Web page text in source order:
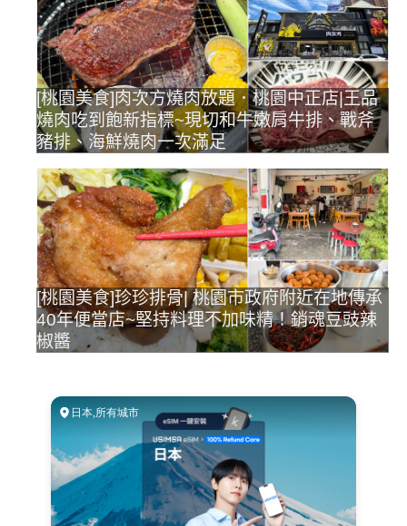
[桃園美食]肉次方燒肉放題．桃園中正店|王品
燒肉吃到飽新指標~現切和牛嫩肩牛排、戰斧
豬排、海鮮燒肉一次滿足
[桃園美食]珍珍排骨| 桃園市政府附近在地傳承
40年便當店~堅持料理不加味精！銷魂豆豉辣
椒醬